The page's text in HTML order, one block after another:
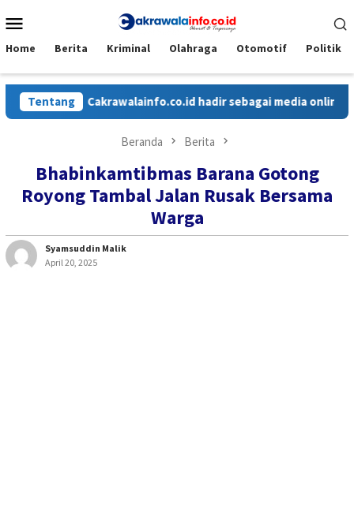
ke
Mobile
Home Berita Kriminal Olahraga Otomotif Politik
Tentang
Cakrawalainfo.co.id hadir sebagai media online yang
Beranda Berita
Bhabinkamtibmas Barana Gotong
Royong Tambal Jalan Rusak Bersama
Warga
Syamsuddin Malik
April 20, 2025